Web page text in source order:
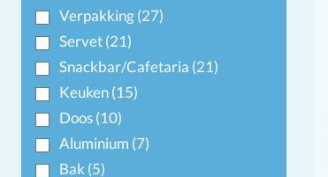
Verpakking(27)
Servet(21)
Snackbar/Cafetaria (21)
Keuken(15)
Doos(10)
Aluminium (7)
Bak (5)